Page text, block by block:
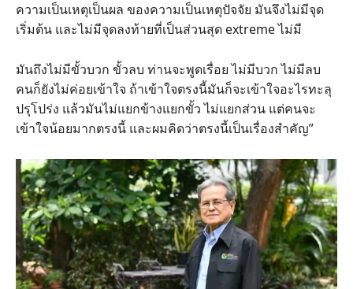
ความเป็นเหตุเป็นผล ของความเป็นเหตุปัจจัย มันจึงไม่มีจุด
เริ่มต้น และไม่มีจุดลงท้ายที่เป็นส่วนสุด extreme ไม่มี
มันถึงไม่มีขั้วบวก ขั้วลบ ท่านจะพูดเรื่อย ไม่มีบวก ไม่มีลบ
คนก็ยังไม่ค่อยเข้าใจ ถ้าเข้าใจตรงนี้มันก็จะเข้าใจอะไรทะลุ
ปรุโปร่ง แล้วมันไม่แยกข้างแยกขั้ว ไม่แยกส่วน แต่คนจะ
เข้าใจน้อยมากตรงนี้ และผมคิดว่าตรงนี้เป็นเรื่องสำคัญ”